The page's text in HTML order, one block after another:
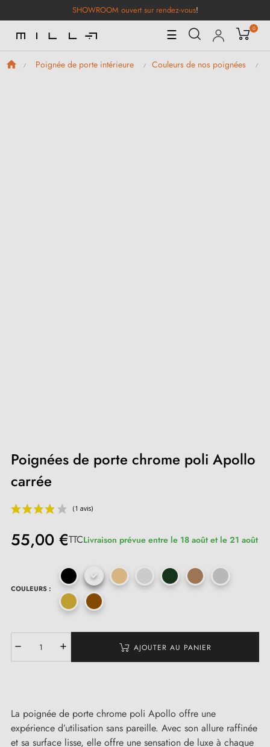
SHOWROOM ouvert sur rendez-vous!
Basculer
la
navigation
☰ 0
Poignée de porte intérieure Couleurs de nos poignées
Poignées de porte chrome poli Apollo
carrée
(1 avis)
55,00 €TTCLivraison prévue entre le 18 août et le 21 août
COULEURS :
AJOUTER AU PANIER
La poignée de porte chrome poli Apollo offre une
expérience d’utilisation sans pareille. Avec son allure raffinée
et sa surface lisse, elle offre une sensation de luxe à chaque